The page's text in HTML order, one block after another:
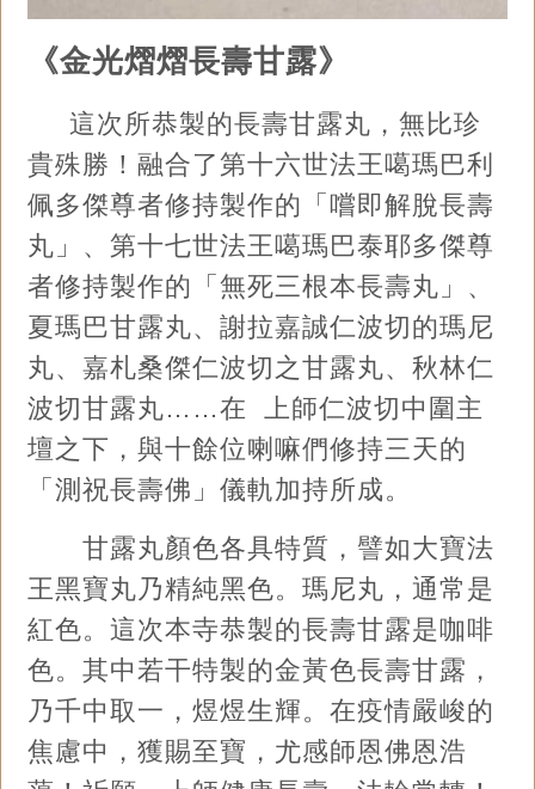
《金光熠熠長壽甘露》
這次所恭製的長壽甘露丸，無比珍
貴殊勝！融合了第十六世法王噶瑪巴利
佩多傑尊者修持製作的「嚐即解脫長壽
丸」、第十七世法王噶瑪巴泰耶多傑尊
者修持製作的「無死三根本長壽丸」、
夏瑪巴甘露丸、謝拉嘉誠仁波切的瑪尼
丸、嘉札桑傑仁波切之甘露丸、秋林仁
波切甘露丸……在 上師仁波切中圍主
壇之下，與十餘位喇嘛們修持三天的
「測祝長壽佛」儀軌加持所成。
甘露丸顏色各具特質，譬如大寶法
王黑寶丸乃精純黑色。瑪尼丸，通常是
紅色。這次本寺恭製的長壽甘露是咖啡
色。其中若干特製的金黃色長壽甘露，
乃千中取一，煜煜生輝。在疫情嚴峻的
焦慮中，獲賜至寶，尤感師恩佛恩浩